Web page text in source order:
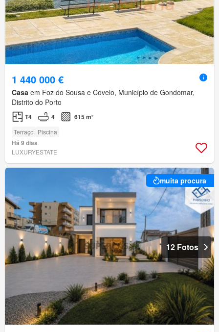
1 440 000 €
Casa em Foz do Sousa e Covelo, Município de Gondomar,
Distrito do Porto
T4 4 615 m²
Terraço Piscina
Há 9 dias
LUXURYESTATE
muita procura
12 Fotos